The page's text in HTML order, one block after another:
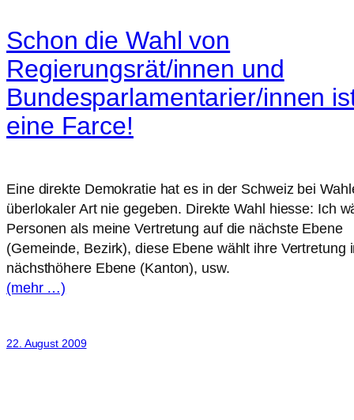
Schon die Wahl von
Regierungsrät/innen und
Bundesparlamentarier/innen
eine Farce!
Eine direkte Demokratie hat es in der Schweiz bei
überlokaler Art nie gegeben. Direkte Wahl hiesse: Ich
Personen als meine Vertretung auf die nächste Ebene
(Gemeinde, Bezirk), diese Ebene wählt ihre Vertretung
nächsthöhere Ebene (Kanton), usw.
(mehr …)
22. August 2009